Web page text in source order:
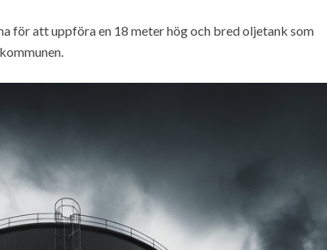
för att uppföra en 18 meter hög och bred oljetank som